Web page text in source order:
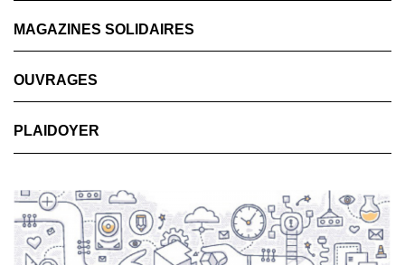
MAGAZINES SOLIDAIRES
OUVRAGES
PLAIDOYER